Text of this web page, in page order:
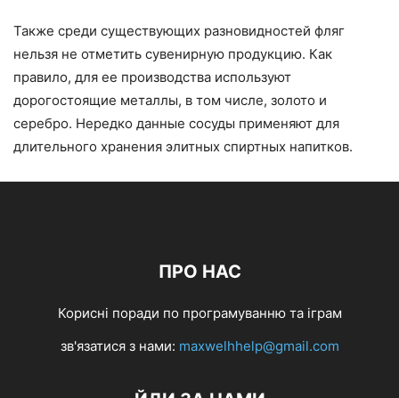
Также среди существующих разновидностей фляг
нельзя не отметить сувенирную продукцию. Как
правило, для ее производства используют
дорогостоящие металлы, в том числе, золото и
серебро. Нередко данные сосуды применяют для
длительного хранения элитных спиртных напитков.
ПРО НАС
Корисні поради по програмуванню та іграм
зв'язатися з нами: maxwelhhelp@gmail.com